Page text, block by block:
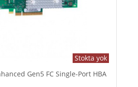
Stokta yok
Gen5 FC Single-Port HBA